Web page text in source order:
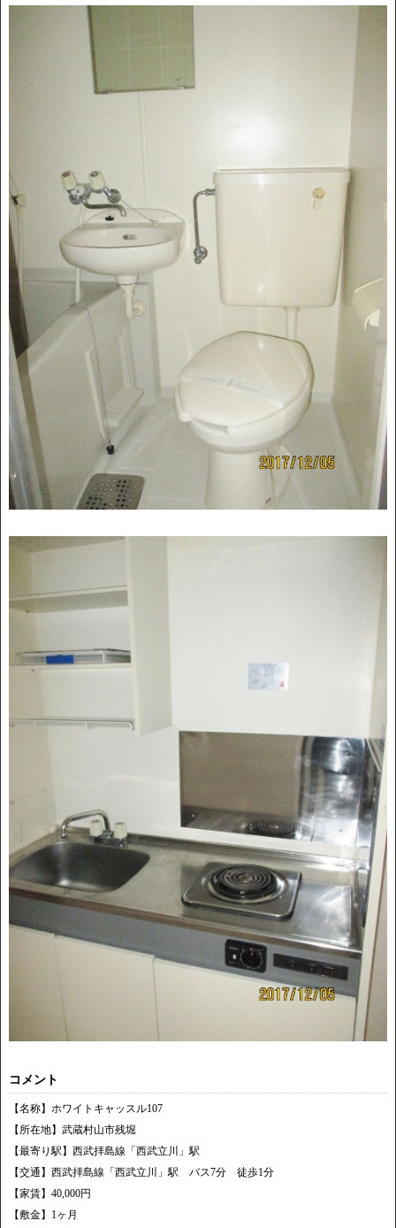
コメント
【名称】ホワイトキャッスル107
【所在地】武蔵村山市残堀
【最寄り駅】西武拝島線「西武立川」駅
【交通】西武拝島線「西武立川」駅 バス7分 徒歩1分
【家賃】40,000円
【敷金】1ヶ月